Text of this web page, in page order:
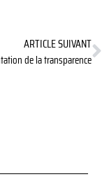
ARTICLE SUIVANT
de la transparence